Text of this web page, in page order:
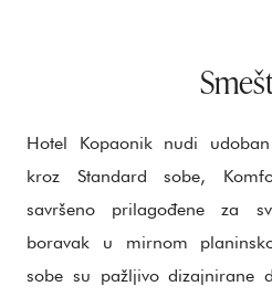
Hotel Kopaonik nudi
kroz Standard sobe,
savršeno prilagođene za
boravak u mirnom
sobe su pažljivo dizajnirane